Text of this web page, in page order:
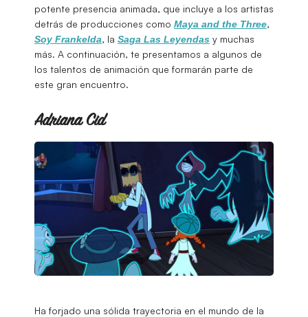
potente presencia animada, que incluye a los artistas
detrás de producciones como Maya and the Three,
Soy Frankelda, la Saga Las Leyendas y muchas
más. A continuación, te presentamos a algunos de
los talentos de animación que formarán parte de
este gran encuentro.
Adriana Cid
Ha forjado una sólida trayectoria en el mundo de la